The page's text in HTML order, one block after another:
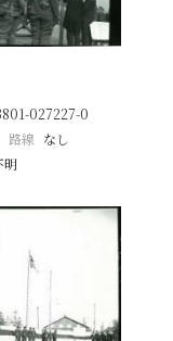
027227-0
路線 なし
明